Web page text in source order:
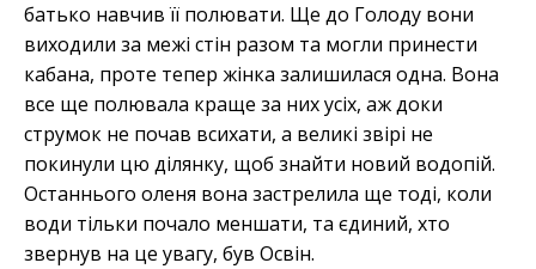
батько навчив її полювати. Ще до Голоду вони
виходили за межі стін разом та могли принести
кабана, проте тепер жінка залишилася одна. Вона
все ще полювала краще за них усіх, аж доки
струмок не почав всихати, а великі звірі не
покинули цю ділянку, щоб знайти новий водопій.
Останнього оленя вона застрелила ще тоді, коли
води тільки почало меншати, та єдиний, хто
звернув на це увагу, був Освін.